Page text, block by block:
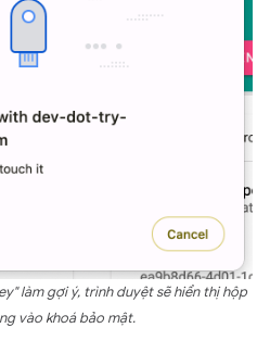
làm gợi ý, trình duyệt sẽ hiển thị hộp
vào khoá bảo mật.